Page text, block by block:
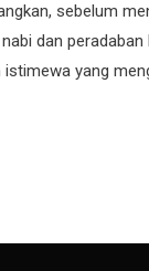
sebelum
dan
yang